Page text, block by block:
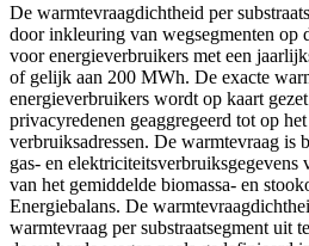
De warmtevraagdichtheid per
door inkleuring van wegsegmenten op
voor energieverbruikers met een
of gelijk aan 200 MWh. De exacte
energieverbruikers wordt op kaart
privacyredenen geaggregeerd tot op
verbruiksadressen. De warmtevraag is
gas- en
van het gemiddelde biomassa- en
Energiebalans. De
warmtevraag per substraatsegment uit